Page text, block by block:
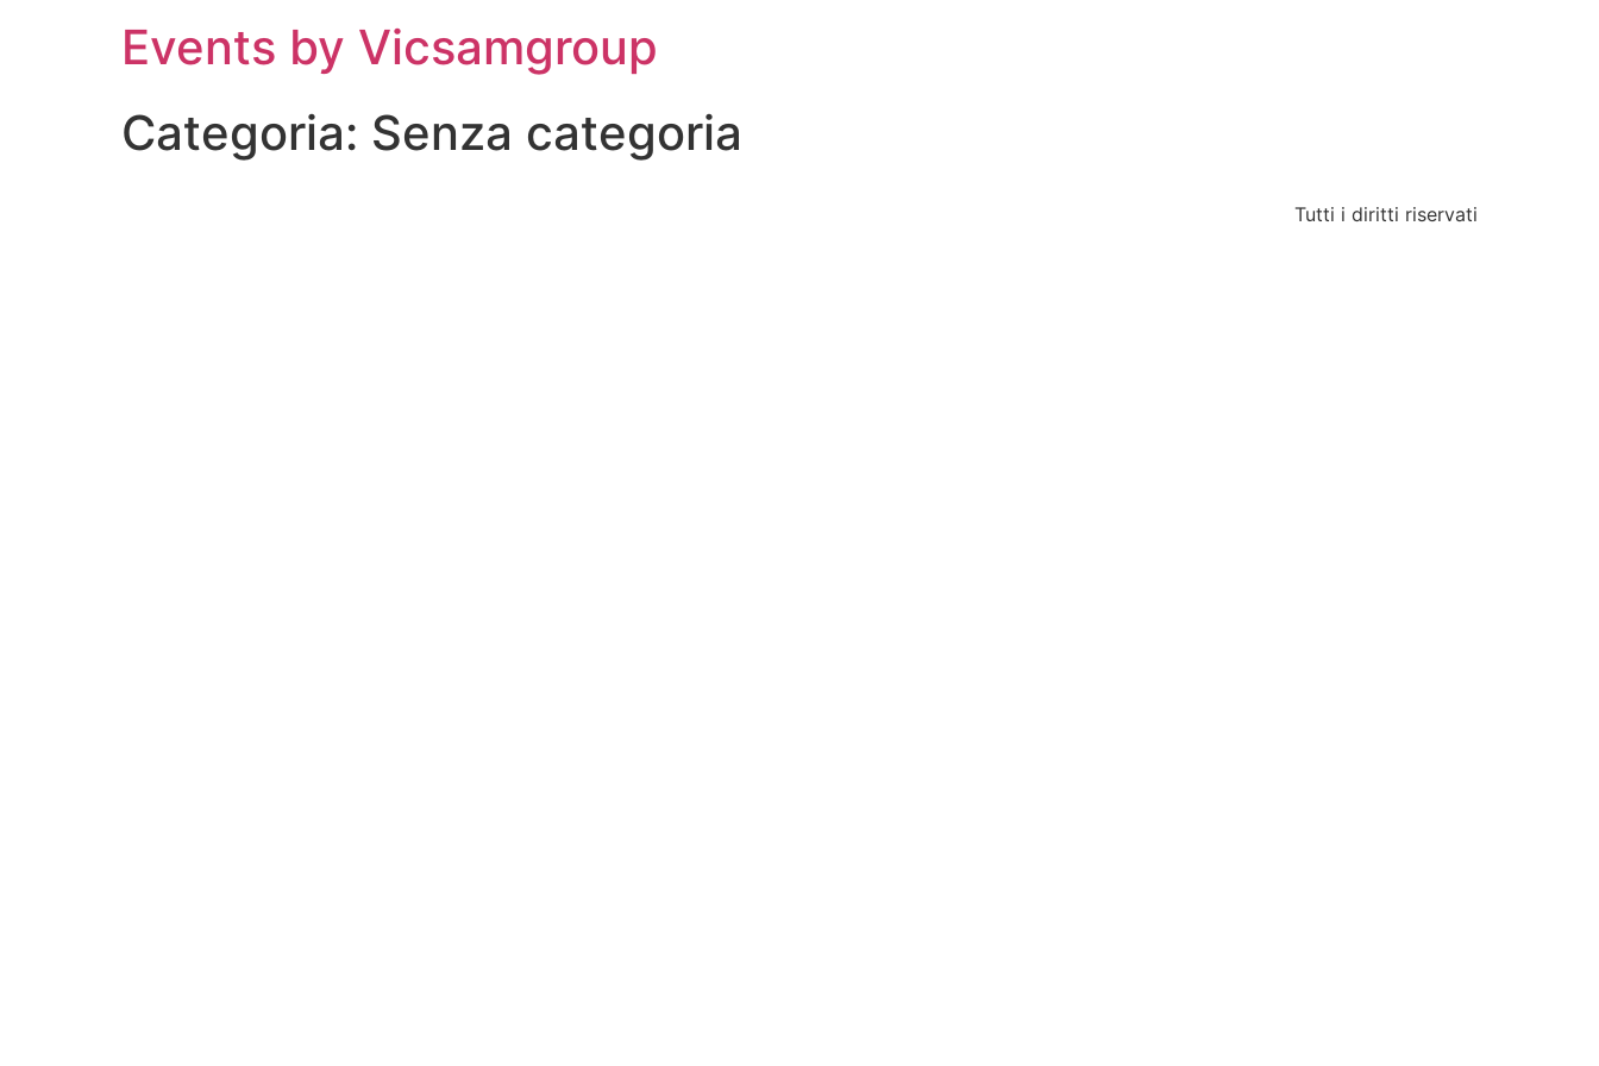
Events by Vicsamgroup
Categoria: Senza categoria
Tutti i diritti riservati